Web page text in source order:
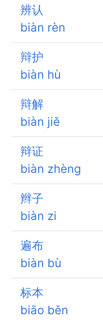
辨认
biàn rèn
辩护
biàn hù
辩解
biàn jiě
辩证
biàn zhèng
辫子
biàn zi
遍布
biàn bù
标本
biāo běn